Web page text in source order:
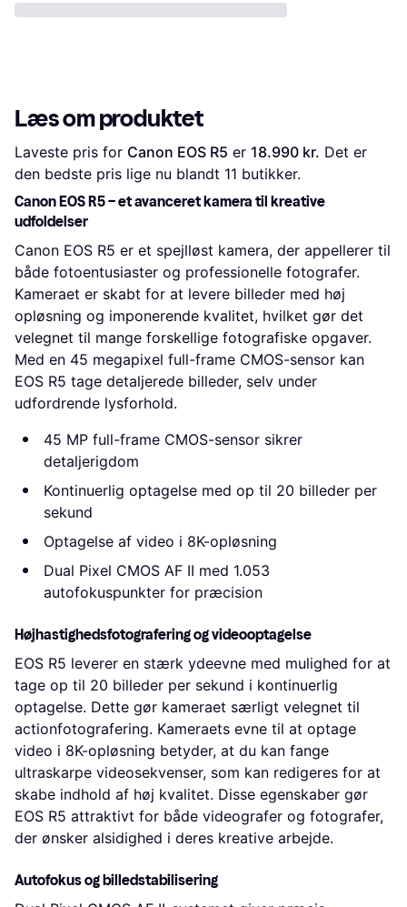
Læs om produktet
Laveste pris for Canon EOS R5 er 18.990 kr. Det er
den bedste pris lige nu blandt 11 butikker.
Canon EOS R5 – et avanceret kamera til kreative
udfoldelser
Canon EOS R5 er et spejlløst kamera, der appellerer til
både fotoentusiaster og professionelle fotografer.
Kameraet er skabt for at levere billeder med høj
opløsning og imponerende kvalitet, hvilket gør det
velegnet til mange forskellige fotografiske opgaver.
Med en 45 megapixel full-frame CMOS-sensor kan
EOS R5 tage detaljerede billeder, selv under
udfordrende lysforhold.
45 MP full-frame CMOS-sensor sikrer
detaljerigdom
Kontinuerlig optagelse med op til 20 billeder per
sekund
Optagelse af video i 8K-opløsning
Dual Pixel CMOS AF II med 1.053
autofokuspunkter for præcision
Højhastighedsfotografering og videooptagelse
EOS R5 leverer en stærk ydeevne med mulighed for at
tage op til 20 billeder per sekund i kontinuerlig
optagelse. Dette gør kameraet særligt velegnet til
actionfotografering. Kameraets evne til at optage
video i 8K-opløsning betyder, at du kan fange
ultraskarpe videosekvenser, som kan redigeres for at
skabe indhold af høj kvalitet. Disse egenskaber gør
EOS R5 attraktivt for både videografer og fotografer,
der ønsker alsidighed i deres kreative arbejde.
Autofokus og billedstabilisering